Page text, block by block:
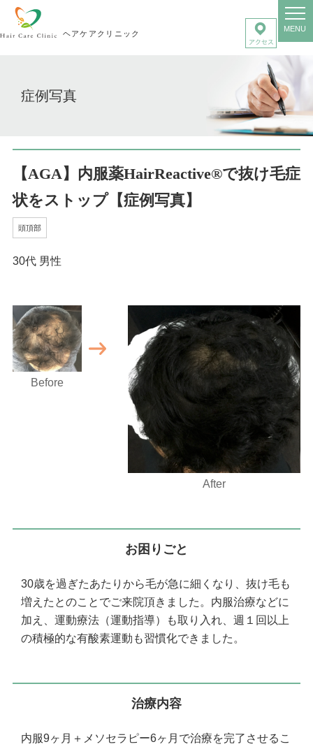
ヘアケアクリニック
MENU
症例写真
【AGA】内服薬HairReactive®で抜け毛症
状をストップ【症例写真】
頭頂部
30代 男性
Before
After
お困りごと
30歳を過ぎたあたりから毛が急に細くなり、抜け毛も
増えたとのことでご来院頂きました。内服治療などに
加え、運動療法（運動指導）も取り入れ、週１回以上
の積極的な有酸素運動も習慣化できました。
治療内容
内服9ヶ月＋メソセラピー6ヶ月で治療を完了させるこ